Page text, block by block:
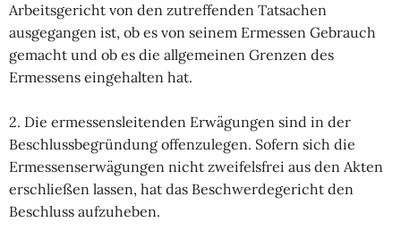
Arbeitsgericht von den zutreffenden Tatsachen
ausgegangen ist, ob es von seinem Ermessen Gebrauch
gemacht und ob es die allgemeinen Grenzen des
Ermessens eingehalten hat.
2. Die ermessensleitenden Erwägungen sind in der
Beschlussbegründung offenzulegen. Sofern sich die
Ermessenserwägungen nicht zweifelsfrei aus den Akten
erschließen lassen, hat das Beschwerdegericht den
Beschluss aufzuheben.